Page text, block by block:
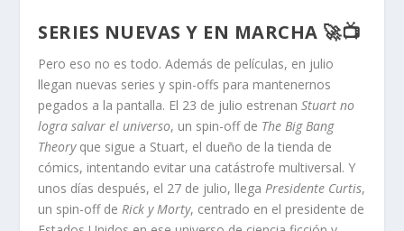
SERIES NUEVAS Y EN MARCHA 🚀📺
Pero eso no es todo. Además de películas, en julio
llegan nuevas series y spin-offs para mantenernos
pegados a la pantalla. El 23 de julio estrenanStuart no
logra salvar el universo, un spin-off de The Big Bang
Theoryque sigue a Stuart, el dueño de la tienda de
cómics, intentando evitar una catástrofe multiversal. Y
unos días después, el 27 de julio, llegaPresidente Curtis,
un spin-off deRick y Morty, centrado en el presidente de